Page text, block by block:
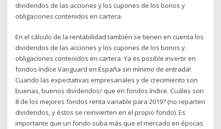
dividendos de las acciones y los cupones de los bonos y
obligaciones contenidos en cartera.
En el cálculo de la rentabilidad también se tienen en cuenta los
dividendos de las acciones y los cupones de los bonos y
obligaciones contenidos en cartera. Ya es posible invertir en
fondos índice Vanguard en España sin mínimo de entrada!
Cuando las expectativas empresariales y de crecimiento son
buenas, buenos dividendos/ que en fondos índice. Cuáles son
8 de los mejores fondos renta variable para 2019? (no reparten
dividendos, y éstos se reinvierten en el propio fondo). Es
importante que un fondo suba más que el mercado en épocas